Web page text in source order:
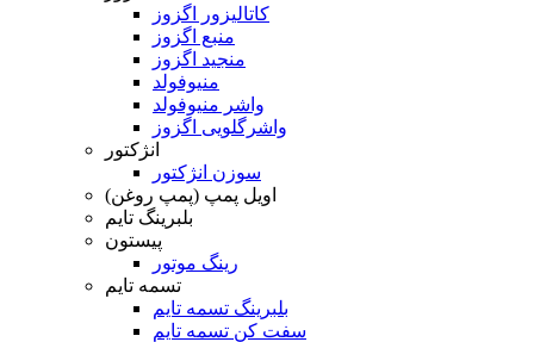
کاتالیزور اگزوز
منبع اگزوز
منجید اگزوز
منیوفولد
واشر منیوفولد
واشرگلویی اگزوز
انژکتور
سوزن انژکتور
اویل پمپ (پمپ روغن)
بلبرینگ تایم
پیستون
رینگ موتور
تسمه تایم
بلبرینگ تسمه تایم
سفت کن تسمه تایم